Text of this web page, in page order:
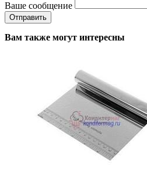
Ваше сообщение
Вам также могут интересны